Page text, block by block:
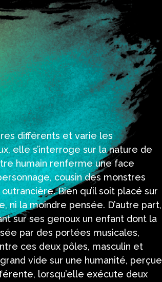
différents et varie les
elle s’interroge sur la nature de
humain renferme une face
cousin des monstres
Bien qu’il soit placé sur
ni la moindre pensée. D’autre part,
sur ses genoux un enfant dont la
par des portées musicales,
ces deux pôles, masculin et
vide sur une humanité, perçue
lorsqu’elle exécute deux